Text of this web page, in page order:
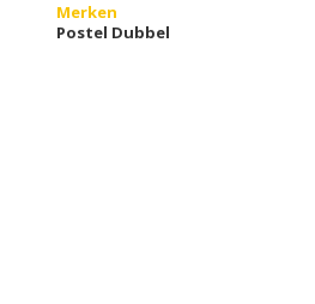
Merken
Postel Dubbel